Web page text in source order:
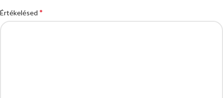
Értékelésed *